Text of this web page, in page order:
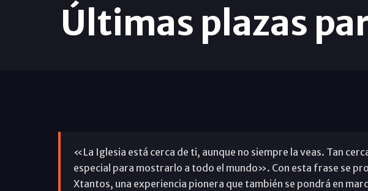
Últimas plazas
«La Iglesia está cerca de ti, aunque no siempre la veas. Tan
especial para mostrarlo a todo el mundo». Con esta frase se
Xtantos, una experiencia pionera que también se pondrá en